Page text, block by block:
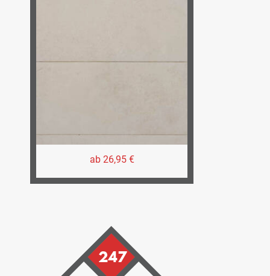
ab 26,95 €
247